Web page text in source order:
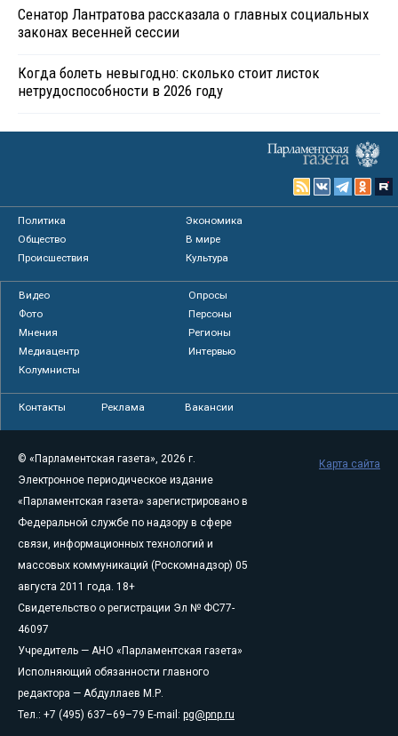
Сенатор Лантратова рассказала о главных социальных
законах весенней сессии
Когда болеть невыгодно: сколько стоит листок
нетрудоспособности в 2026 году
Политика
Экономика
Общество
В мире
Происшествия
Культура
Видео
Опросы
Фото
Персоны
Мнения
Регионы
Медиацентр
Интервью
Колумнисты
Контакты Реклама Вакансии
© «Парламентская газета», 2026 г.
Электронное периодическое издание
«Парламентская газета» зарегистрировано в
Федеральной службе по надзору в сфере
связи, информационных технологий и
массовых коммуникаций (Роскомнадзор) 05
августа 2011 года. 18+
Свидетельство о регистрации Эл № ФС77-
46097
Учредитель — АНО «Парламентская газета»
Исполняющий обязанности главного
редактора — Абдуллаев М.Р.
Тел.: +7 (495) 637–69–79 E-mail: pg@pnp.ru
Карта сайта